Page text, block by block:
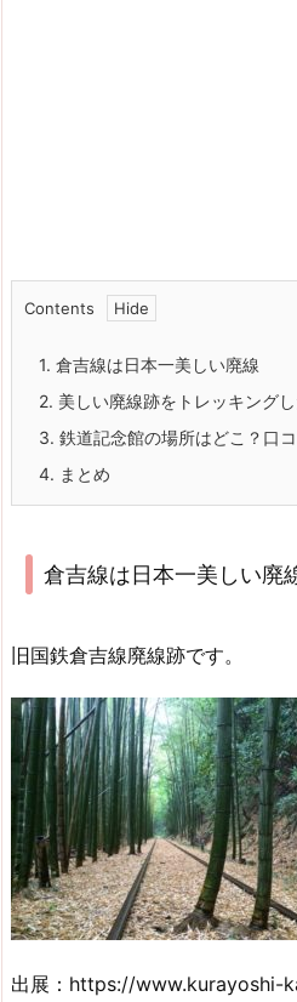
Contents
1. 倉吉線は日本一美しい廃線
2. 美しい廃線跡をトレッキングし
3. 鉄道記念館の場所はどこ？口
4. まとめ
倉吉線は日本一美しい廃
旧国鉄倉吉線廃線跡です。
出展：https://www.kurayoshi-